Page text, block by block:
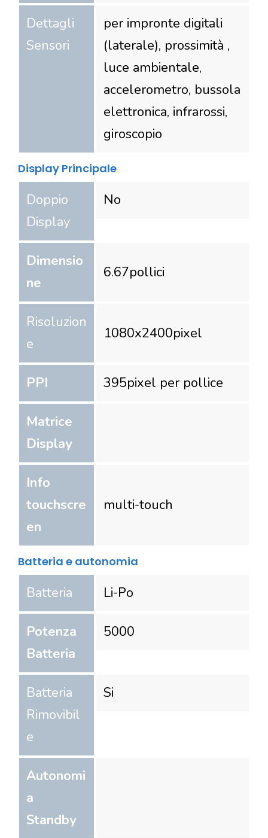
Dettagli
Sensori
per impronte digitali
(laterale), prossimità ,
luce ambientale,
accelerometro, bussola
elettronica, infrarossi,
giroscopio
Display Principale
Doppio
Display
No
Dimensio
ne
6.67pollici
Risoluzion
e
1080x2400pixel
PPI 395pixel per pollice
Matrice
Display
Info
touchscre
en
multi-touch
Batteria e autonomia
Batteria Li-Po
Potenza
Batteria
5000
Batteria
Rimovibil
e
Si
Autonomi
a
Standby